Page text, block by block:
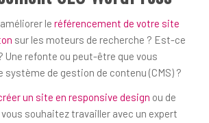
le référencement de votre site
sur les moteurs de recherche ? Est-ce
Une refonte ou peut-être que vous
système de gestion de contenu (CMS) ?
un site en responsive design ou de
souhaitez travailler avec un expert